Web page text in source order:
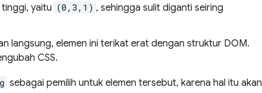
yaitu (0,3,1) , sehingga sulit diganti seiring
langsung, elemen ini terikat erat dengan struktur DOM.
CSS.
sebagai pemilih untuk elemen tersebut, karena hal itu akan